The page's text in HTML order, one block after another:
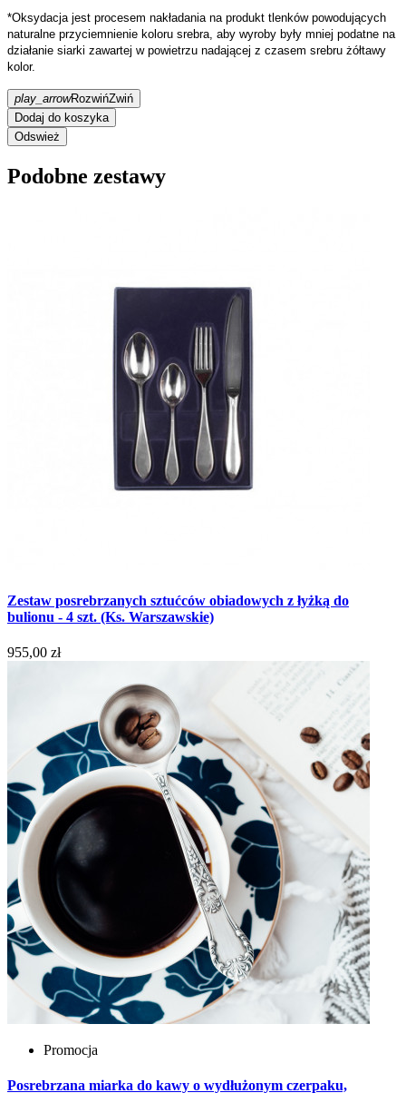
*Oksydacja jest procesem nakładania na produkt tlenków powodujących
naturalne przyciemnienie koloru srebra, aby wyroby były mniej podatne na
działanie siarki zawartej w powietrzu nadającej z czasem srebru żółtawy
kolor.
play_arrowRozwińZwiń
Dodaj do koszyka
Podobne zestawy
Zestaw posrebrzanych sztućców obiadowych z łyżką do
bulionu - 4 szt. (Ks. Warszawskie)
955,00 zł
Promocja
Posrebrzana miarka do kawy o wydłużonym czerpaku,